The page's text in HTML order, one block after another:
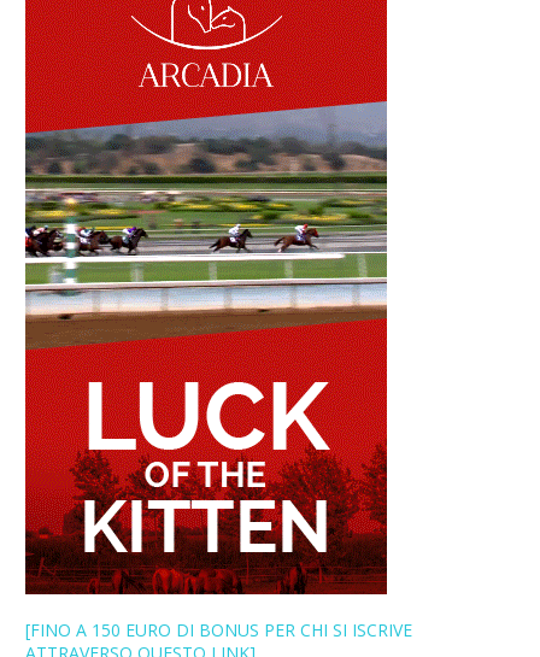
[FINO A 150 EURO DI BONUS PER CHI SI ISCRIVE